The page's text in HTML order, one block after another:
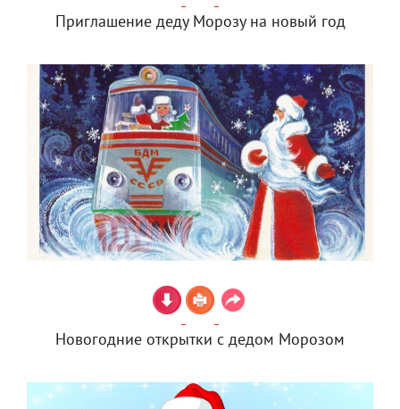
Приглашение деду Морозу на новый год
Новогодние открытки с дедом Морозом